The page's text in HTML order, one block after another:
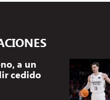
a un
cedido